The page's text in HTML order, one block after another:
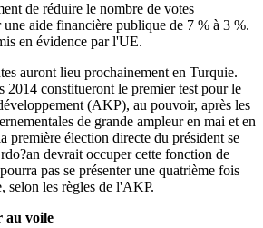
de réduire le nombre de votes
une aide financière publique de 7 % à 3 %.
en évidence par l'UE.
auront lieu prochainement en Turquie.
2014 constitueront le premier test pour le
(AKP), au pouvoir, après les
de grande ampleur en mai et en
première élection directe du président se
devrait occuper cette fonction de
pas se présenter une quatrième fois
selon les règles de l'AKP.
au voile